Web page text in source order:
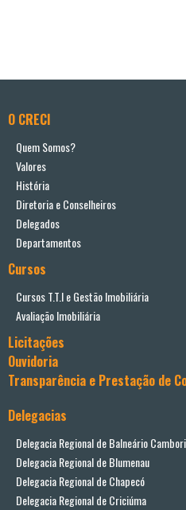
O CRECI
Quem Somos?
Valores
História
Diretoria e Conselheiros
Delegados
Departamentos
Cursos
Cursos T.T.I e Gestão Imobiliária
Avaliação Imobiliária
Licitações
Ouvidoria
Transparência e Prestação de
Delegacias
Delegacia Regional de Balneário
Delegacia Regional de Blumenau
Delegacia Regional de Chapecó
Delegacia Regional de Criciúma